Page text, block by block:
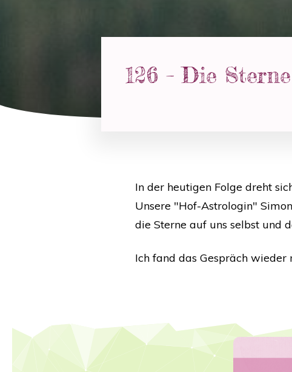
126 – Die
In der heutigen Folge dreht
Unsere "Hof-Astrologin"
die Sterne auf uns selbst und
Ich fand das Gespräch